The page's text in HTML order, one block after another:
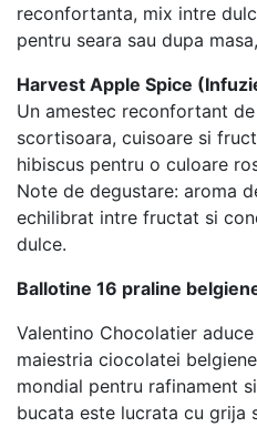
reconfortanta, mix intre
pentru seara sau dupa
Harvest Apple Spice
Un amestec reconfortant
scortisoara, cuisoare si
hibiscus pentru o culoare
Note de degustare: aroma
echilibrat intre fructat si
dulce.
Ballotine 16 praline
Valentino Chocolatier
maiestria ciocolatei
mondial pentru rafinament
bucata este lucrata cu grija